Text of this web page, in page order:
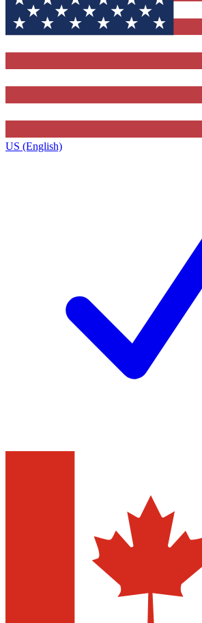
US (English)